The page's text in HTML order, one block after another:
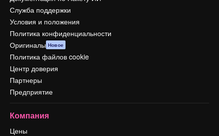
Служба поддержки
Условия и положения
Политика конфиденциальности
Оригиналы Новое
Политика файлов cookie
Центр доверия
Партнеры
Предприятие
Компания
Цены